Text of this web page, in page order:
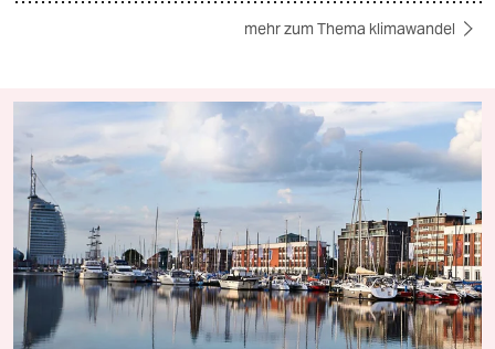
mehr zum Thema klimawandel